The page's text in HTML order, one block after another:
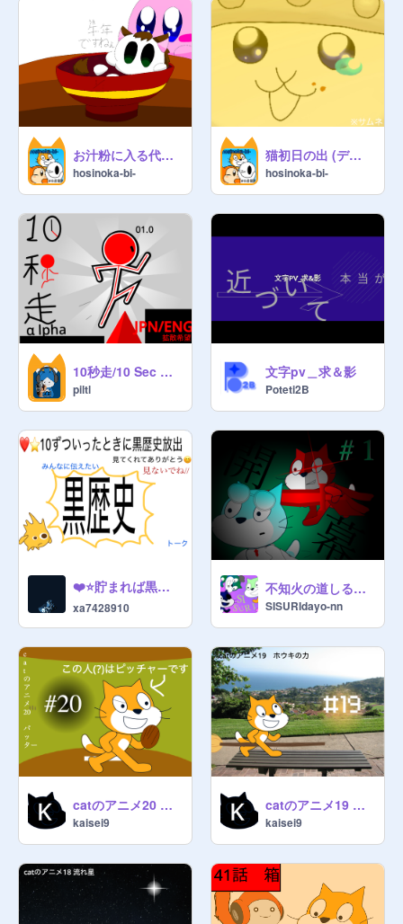
お汁粉に入る代理 正月イラスト (デジタル)
hosinoka-bi-
猫初日の出 (デジタル)
hosinoka-bi-
10秒走/10 Sec Run trial.version
piltl
文字pv＿求＆影
Poteti2B
❤️⭐️貯まれば黒歴史放出///&黒歴史トーク
xa7428910
不知火の道しるべ～鬼の霍乱～ ＃1 「開幕」
SISURIdayo-nn
catのアニメ20 バッター[拡散希望]
kaisei9
catのアニメ19 ホウキの力[拡散希望]
kaisei9